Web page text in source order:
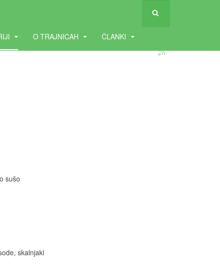
O TRAJNICAH ČLANKI
sušo
skalnjaki